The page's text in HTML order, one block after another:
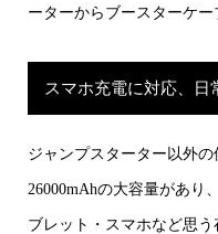
ーターからブースターケー
スマホ充電に対応、日
ジャンプスターター以外
26000mAhの大容量があり
ブレット・スマホなど思